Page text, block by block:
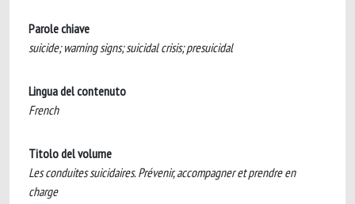
Parole chiave
suicide; warning signs; suicidal crisis; presuicidal
Lingua del contenuto
French
Titolo del volume
Les conduites suicidaires. Prévenir, accompagner et prendre en
charge